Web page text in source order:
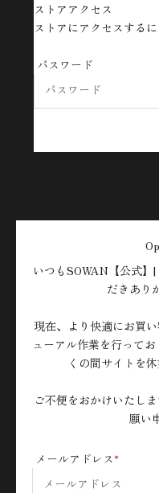
コンテンツへスキップ
SOWAN【公式
ストアアクセス
ストアにアクセスする
パスワード
いつもSOWAN【公式
だきあり
現在、より快適にお買
ューアル作業を行って
くの間サイトを
ご不便をおかけいたし
願い
メールアドレス